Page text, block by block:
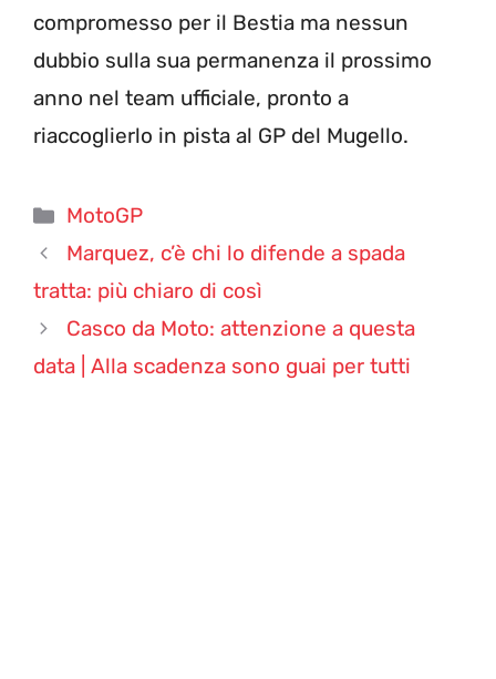
compromesso per il Bestia ma nessun
dubbio sulla sua permanenza il prossimo
anno nel team ufficiale, pronto a
riaccoglierlo in pista al GP del Mugello.
Categorie
MotoGP
Marquez, c’è chi lo difende a spada
tratta: più chiaro di così
Casco da Moto: attenzione a questa
data | Alla scadenza sono guai per tutti